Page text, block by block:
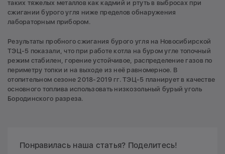
таких тяжелых металлов как кадмий и ртуть в выбросах при
сжигании бурого угля ниже пределов обнаружения
лабораторным прибором.
Результаты пробного сжигания бурого угля на Новосибирской
ТЭЦ-5 показали, что при работе котла на буром угле топочный
режим стабилен, горение устойчивое, распределение газов по
периметру топки и на выходе из неё равномерное. В
отопительном сезоне 2018-2019 гг. ТЭЦ-5 планирует в качестве
основного топлива использовать низкозольный бурый уголь
Бородинского разреза.
Понравилась наша статья? Поделитесь!